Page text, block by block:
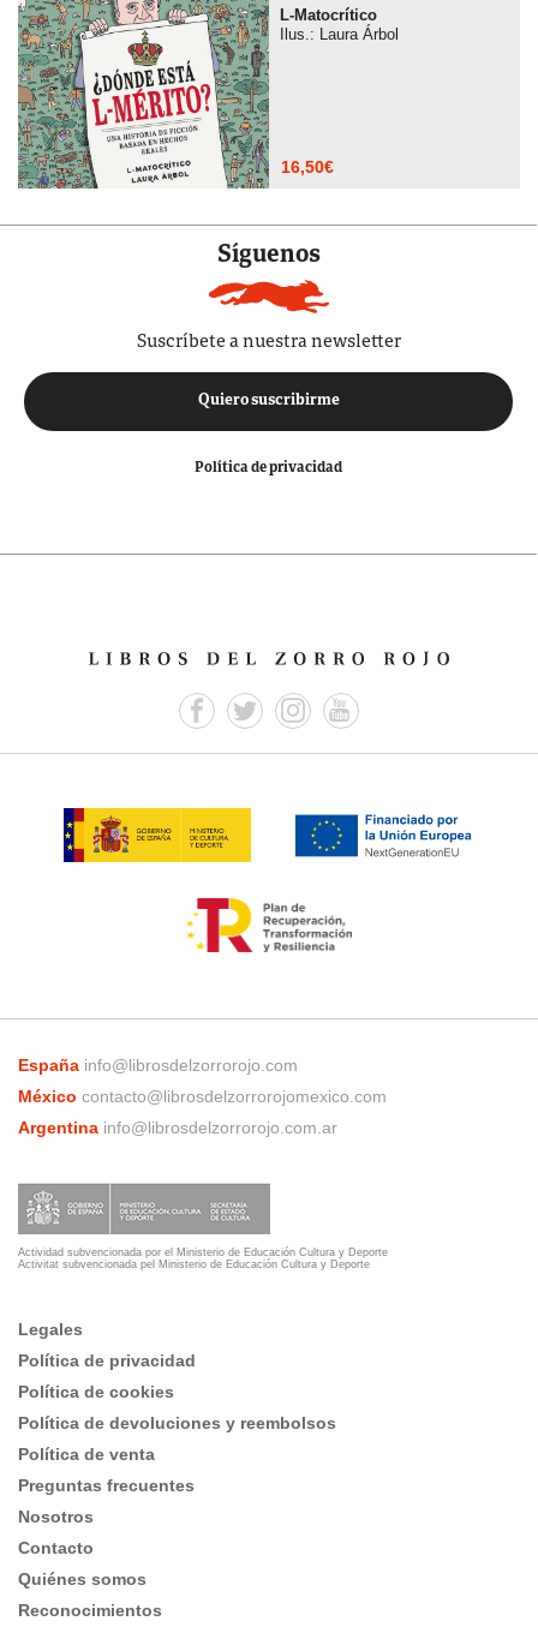
L-Matocrítico
Ilus.: Laura Árbol
16,50€
Síguenos
Suscríbete a nuestra newsletter
Quiero suscribirme
Política de privacidad
España info@librosdelzorrorojo.com
México contacto@librosdelzorrorojomexico.com
Argentina info@librosdelzorrorojo.com.ar
Actividad subvencionada por el Ministerio de Educación Cultura y Deporte
Activitat subvencionada pel Ministerio de Educación Cultura y Deporte
Legales
Política de privacidad
Política de cookies
Política de devoluciones y reembolsos
Política de venta
Preguntas frecuentes
Nosotros
Contacto
Quiénes somos
Reconocimientos